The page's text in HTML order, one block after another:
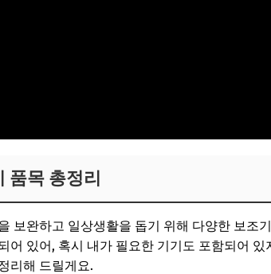
품목 총정리
보완하고 일상생활을 돕기 위해 다양한 보조
어 있어, 혹시 내가 필요한 기기도 포함되어
리해 드릴게요.